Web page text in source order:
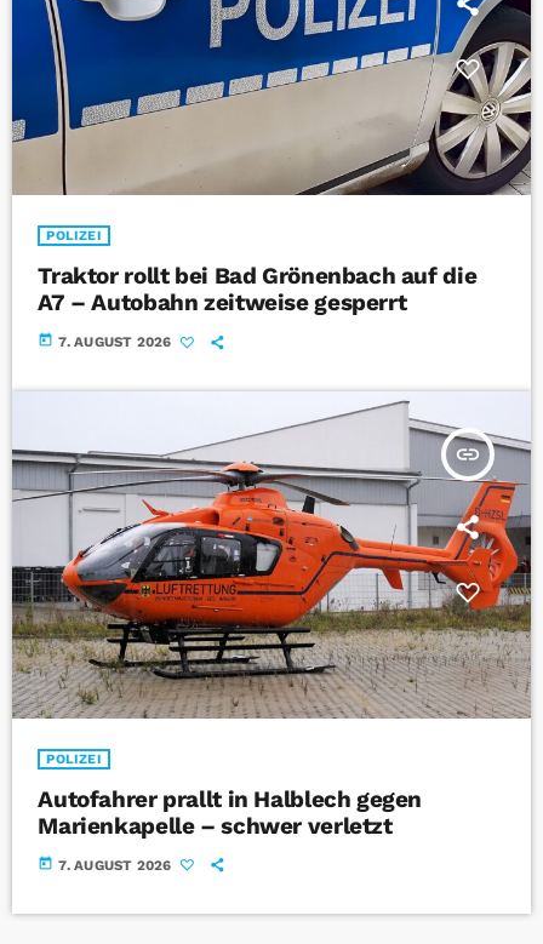
POLIZEI
Traktor rollt bei Bad Grönenbach auf die
A7 – Autobahn zeitweise gesperrt
today 7. AUGUST 2026
insert_link
POLIZEI
Autofahrer prallt in Halblech gegen
Marienkapelle – schwer verletzt
today 7. AUGUST 2026